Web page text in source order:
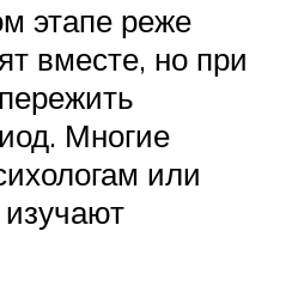
этапе реже
вместе, но при
Многие
или